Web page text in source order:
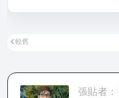
較舊
張貼者：